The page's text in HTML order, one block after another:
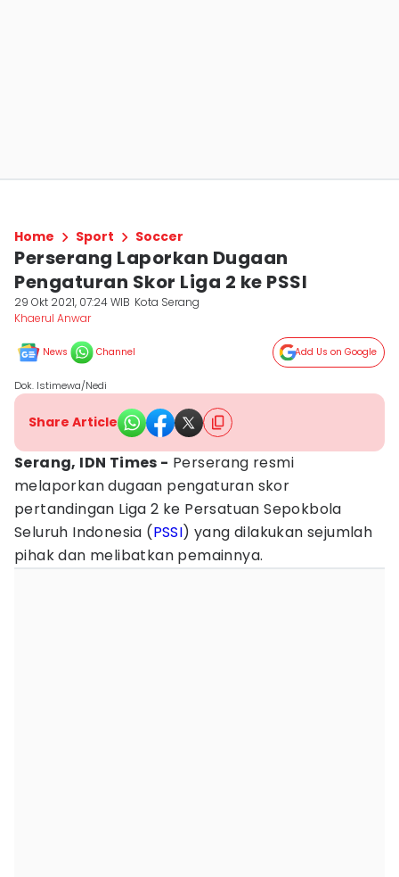
Home Sport Soccer
Perserang Laporkan Dugaan
Pengaturan Skor Liga 2 ke PSSI
29 Okt 2021, 07:24 WIB Kota Serang
Khaerul Anwar
News Channel Add Us on Google
Dok. Istimewa/Nedi
Share Article
Serang, IDN Times - Perserang resmi
melaporkan dugaan pengaturan skor
pertandingan Liga 2 ke Persatuan Sepokbola
Seluruh Indonesia (PSSI) yang dilakukan sejumlah
pihak dan melibatkan pemainnya.